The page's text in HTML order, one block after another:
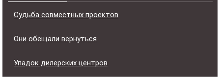
Судьба совместных проектов
Они обещали вернуться
Упадок дилерских центров